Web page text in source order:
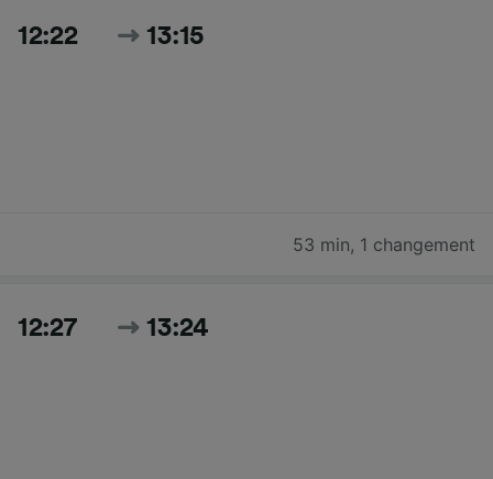
12:22 13:15
53 min, 1 changement
12:27 13:24